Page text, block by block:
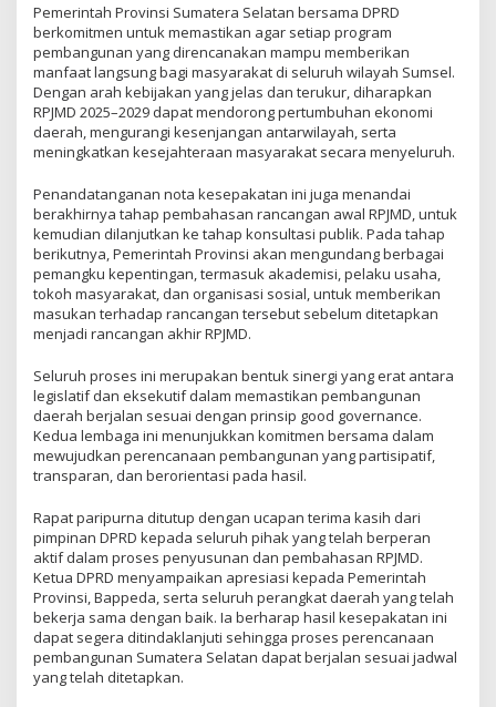
Pemerintah Provinsi Sumatera Selatan bersama DPRD
berkomitmen untuk memastikan agar setiap program
pembangunan yang direncanakan mampu memberikan
manfaat langsung bagi masyarakat di seluruh wilayah Sumsel.
Dengan arah kebijakan yang jelas dan terukur, diharapkan
RPJMD 2025–2029 dapat mendorong pertumbuhan ekonomi
daerah, mengurangi kesenjangan antarwilayah, serta
meningkatkan kesejahteraan masyarakat secara menyeluruh.
Penandatanganan nota kesepakatan ini juga menandai
berakhirnya tahap pembahasan rancangan awal RPJMD, untuk
kemudian dilanjutkan ke tahap konsultasi publik. Pada tahap
berikutnya, Pemerintah Provinsi akan mengundang berbagai
pemangku kepentingan, termasuk akademisi, pelaku usaha,
tokoh masyarakat, dan organisasi sosial, untuk memberikan
masukan terhadap rancangan tersebut sebelum ditetapkan
menjadi rancangan akhir RPJMD.
Seluruh proses ini merupakan bentuk sinergi yang erat antara
legislatif dan eksekutif dalam memastikan pembangunan
daerah berjalan sesuai dengan prinsip good governance.
Kedua lembaga ini menunjukkan komitmen bersama dalam
mewujudkan perencanaan pembangunan yang partisipatif,
transparan, dan berorientasi pada hasil.
Rapat paripurna ditutup dengan ucapan terima kasih dari
pimpinan DPRD kepada seluruh pihak yang telah berperan
aktif dalam proses penyusunan dan pembahasan RPJMD.
Ketua DPRD menyampaikan apresiasi kepada Pemerintah
Provinsi, Bappeda, serta seluruh perangkat daerah yang telah
bekerja sama dengan baik. Ia berharap hasil kesepakatan ini
dapat segera ditindaklanjuti sehingga proses perencanaan
pembangunan Sumatera Selatan dapat berjalan sesuai jadwal
yang telah ditetapkan.